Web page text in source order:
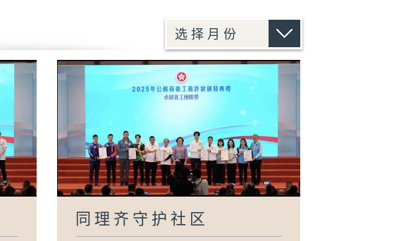
同理齐守护社区